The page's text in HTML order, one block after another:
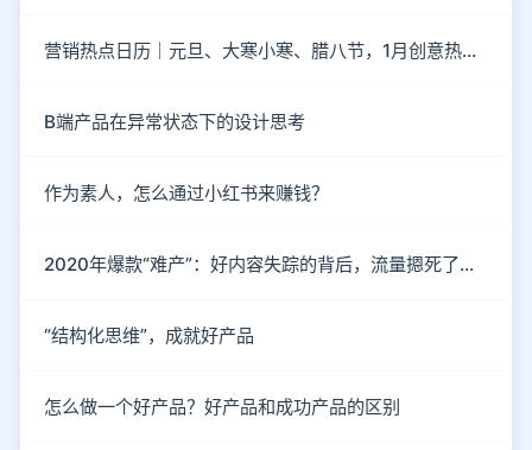
营销热点日历｜元旦、大寒小寒、腊八节，1月创意热点都在这
B端产品在异常状态下的设计思考
作为素人，怎么通过小红书来赚钱？
2020年爆款“难产”：好内容失踪的背后，流量摁死了内容
“结构化思维”，成就好产品
怎么做一个好产品？好产品和成功产品的区别